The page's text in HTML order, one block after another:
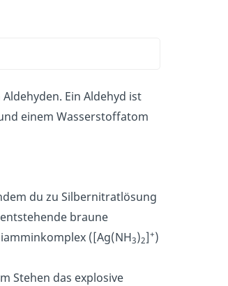
Ein Aldehyd ist
einem Wasserstoffatom
du zu Silbernitratlösung
braune
([Ag(NH3)2]+)
Stehen das explosive